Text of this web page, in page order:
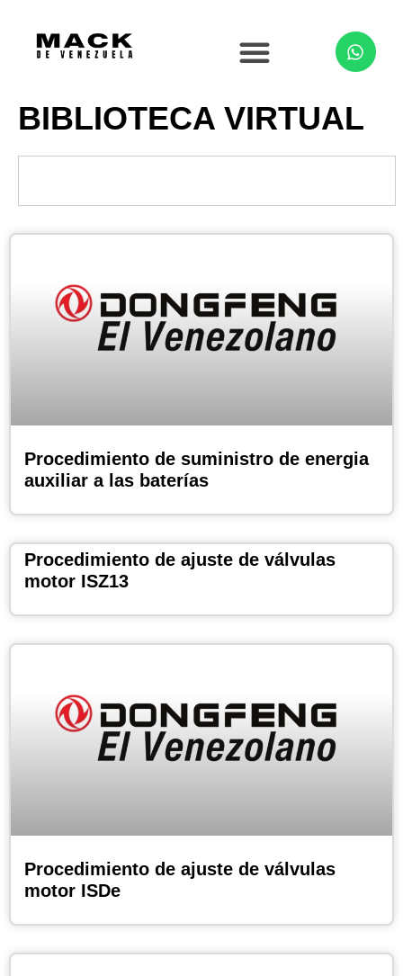
BIBLIOTECA VIRTUAL
Procedimiento de suministro de energia
auxiliar a las baterías
Procedimiento de ajuste de válvulas
motor ISZ13
Procedimiento de ajuste de válvulas
motor ISDe